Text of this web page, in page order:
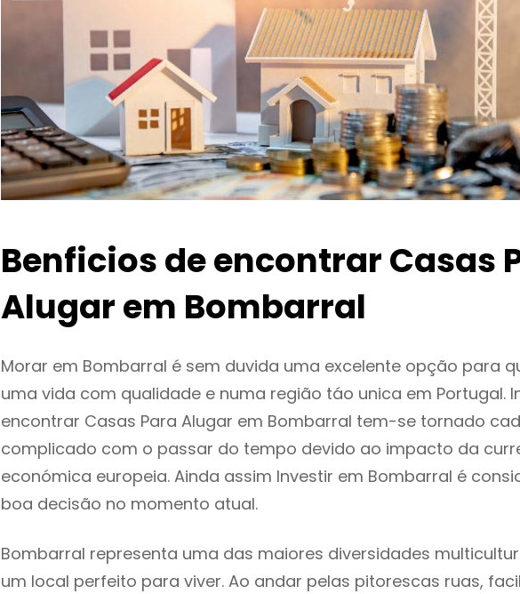
Benficios de encontrar Casas
Alugar em Bombarral
Morar em Bombarral é sem duvida uma excelente opção para
uma vida com qualidade e numa região táo unica em Portugal.
encontrar Casas Para Alugar em Bombarral tem-se tornado
complicado com o passar do tempo devido ao impacto da
económica europeia. Ainda assim Investir em Bombarral é
boa decisão no momento atual.
Bombarral representa uma das maiores diversidades
um local perfeito para viver. Ao andar pelas pitorescas ruas,